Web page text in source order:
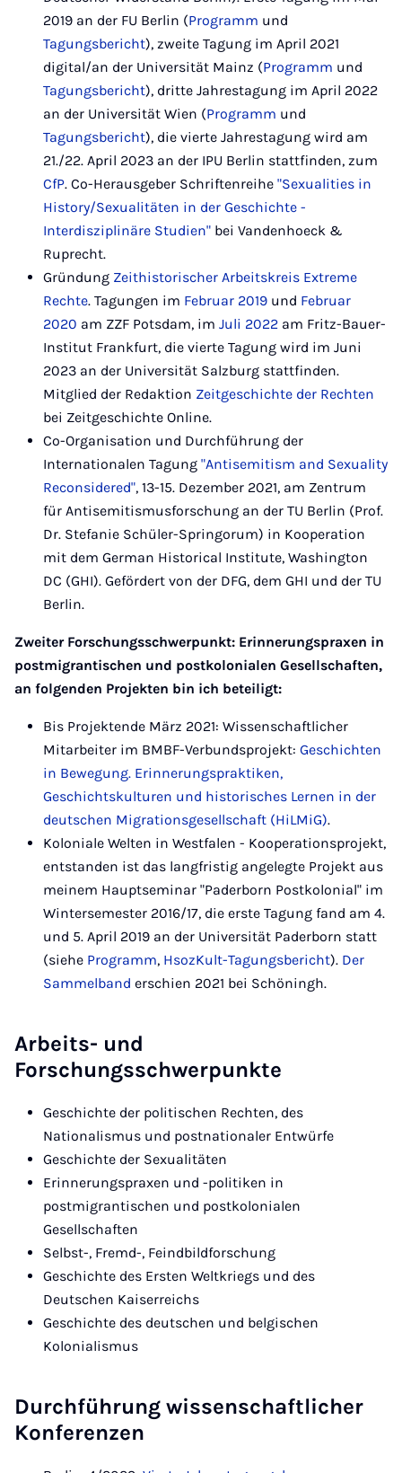
2019 an der FU Berlin (Programm und
Tagungsbericht), zweite Tagung im April 2021
digital/an der Universität Mainz (Programm und
Tagungsbericht), dritte Jahrestagung im April 2022
an der Universität Wien (Programm und
Tagungsbericht), die vierte Jahrestagung wird am
21./22. April 2023 an der IPU Berlin stattfinden, zum
CfP. Co-Herausgeber Schriftenreihe "Sexualities in
History/Sexualitäten in der Geschichte -
Interdisziplinäre Studien" bei Vandenhoeck &
Ruprecht.
Gründung Zeithistorischer Arbeitskreis Extreme
Rechte. Tagungen im Februar 2019 und Februar
2020 am ZZF Potsdam, im Juli 2022 am Fritz-Bauer-
Institut Frankfurt, die vierte Tagung wird im Juni
2023 an der Universität Salzburg stattfinden.
Mitglied der Redaktion Zeitgeschichte der Rechten
bei Zeitgeschichte Online.
Co-Organisation und Durchführung der
Internationalen Tagung "Antisemitism and Sexuality
Reconsidered", 13-15. Dezember 2021, am Zentrum
für Antisemitismusforschung an der TU Berlin (Prof.
Dr. Stefanie Schüler-Springorum) in Kooperation
mit dem German Historical Institute, Washington
DC (GHI). Gefördert von der DFG, dem GHI und der TU
Berlin.
Zweiter Forschungsschwerpunkt: Erinnerungspraxen in
postmigrantischen und postkolonialen Gesellschaften,
an folgenden Projekten bin ich beteiligt:
Bis Projektende März 2021: Wissenschaftlicher
Mitarbeiter im BMBF-Verbundsprojekt: Geschichten
in Bewegung. Erinnerungspraktiken,
Geschichtskulturen und historisches Lernen in der
deutschen Migrationsgesellschaft (HiLMiG).
Koloniale Welten in Westfalen - Kooperationsprojekt,
entstanden ist das langfristig angelegte Projekt aus
meinem Hauptseminar "Paderborn Postkolonial" im
Wintersemester 2016/17, die erste Tagung fand am 4.
und 5. April 2019 an der Universität Paderborn statt
(siehe Programm, HsozKult-Tagungsbericht). Der
Sammelband erschien 2021 bei Schöningh.
Arbeits- und
Forschungsschwerpunkte
Geschichte der politischen Rechten, des
Nationalismus und postnationaler Entwürfe
Geschichte der Sexualitäten
Erinnerungspraxen und -politiken in
postmigrantischen und postkolonialen
Gesellschaften
Selbst-, Fremd-, Feindbildforschung
Geschichte des Ersten Weltkriegs und des
Deutschen Kaiserreichs
Geschichte des deutschen und belgischen
Kolonialismus
Durchführung wissenschaftlicher
Konferenzen